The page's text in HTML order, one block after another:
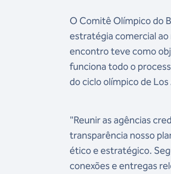
O Comitê Olímpico do
estratégia comercial ao
encontro teve como
funciona todo o
do ciclo olímpico de
"Reunir as agências
transparência nosso
ético e estratégico.
conexões e entregas